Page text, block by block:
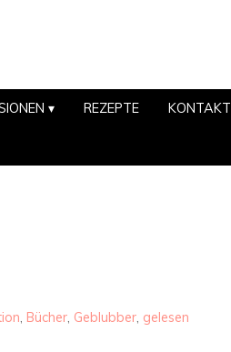
REZEPTE KONTAKT
, Bücher, Geblubber, gelesen